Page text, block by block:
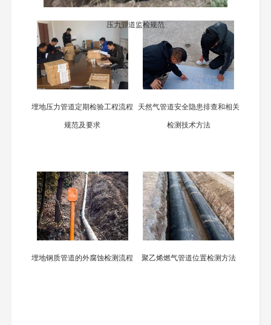
压力管道监检规范
埋地压力管道定期检验工程流程
规范及要求
天然气管道安全隐患排查和相关
检测技术方法
埋地钢质管道的外腐蚀检测流程 聚乙烯燃气管道位置检测方法